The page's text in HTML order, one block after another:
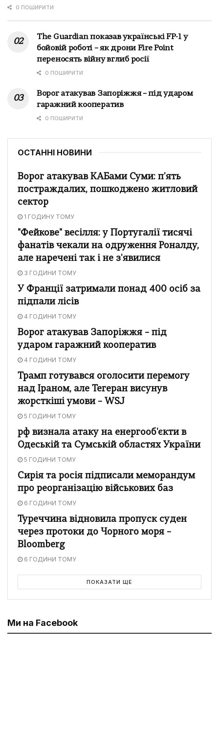
0 ПОШИРИТИ
The Guardian показав українські FP-1 у
бойовій роботі – як дрони Fire Point
переносять війну вглиб росії
0 ПОШИРИТИ
Ворог атакував Запоріжжя – під ударом
гаражний кооператив
0 ПОШИРИТИ
ОСТАННІ НОВИНИ
Ворог атакував КАБами Суми: п'ять
постраждалих, пошкоджено житловий
сектор
1 ГОДИНУ ТОМУ
"Фейкове" весілля: у Португалії тисячі
фанатів чекали на одруження Роналду,
але наречені так і не з'явилися
3 ГОДИНИ ТОМУ
У Франції затримали понад 400 осіб за
підпали лісів
4 ГОДИНИ ТОМУ
Ворог атакував Запоріжжя – під
ударом гаражний кооператив
4 ГОДИНИ ТОМУ
Трамп готувався оголосити перемогу
над Іраном, але Тегеран висунув
жорсткіші умови – WSJ
5 ГОДИНИ ТОМУ
рф визнала атаку на енергооб'єкти в
Одеській та Сумській областях України
5 ГОДИНИ ТОМУ
Сирія та росія підписали меморандум
про реорганізацію військових баз
6 ГОДИНИ ТОМУ
Туреччина відновила пропуск суден
через протоки до Чорного моря –
Bloomberg
6 ГОДИНИ ТОМУ
ПОКАЗАТИ ЩЕ
Ми на Facebook